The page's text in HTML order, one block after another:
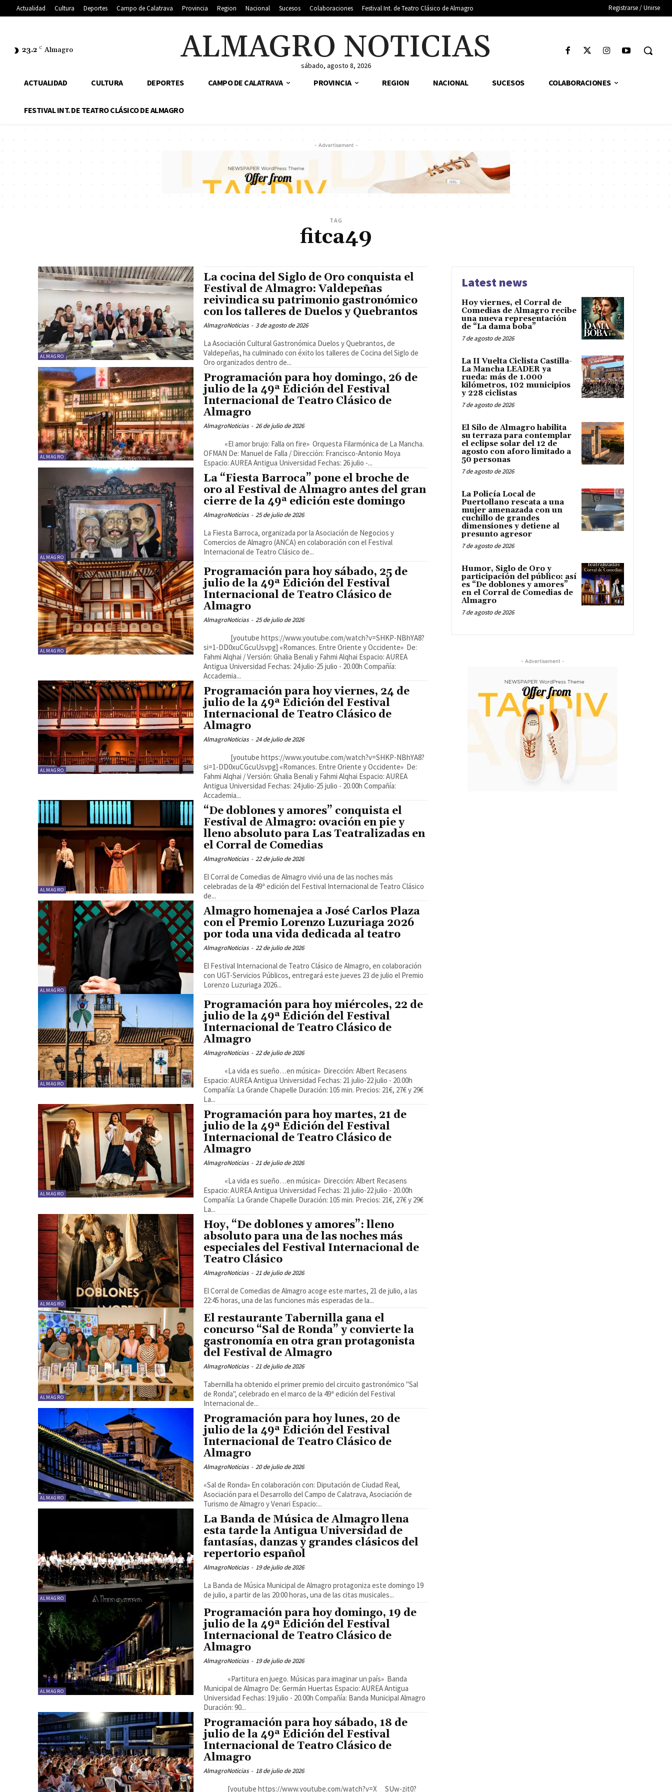
Actualidad Cultura Deportes Campo de Calatrava Provincia Region Nacional Sucesos Colaboraciones Festival Int. de Teatro Clásico de Almagro Registrarse / Unirse
23.2 C Almagro ALMAGRO NOTICIAS
sábado, agosto 8, 2026
ACTUALIDAD CULTURA DEPORTES CAMPO DE CALATRAVA PROVINCIA REGION NACIONAL SUCESOS COLABORACIONES
FESTIVAL INT. DE TEATRO CLÁSICO DE ALMAGRO
- Advertisement -
TAG
fitca49
ALMAGRO
La cocina del Siglo de Oro conquista el
Festival de Almagro: Valdepeñas
reivindica su patrimonio gastronómico
con los talleres de Duelos y Quebrantos
AlmagroNoticias - 3 de agosto de 2026
La Asociación Cultural Gastronómica Duelos y Quebrantos, de
Valdepeñas, ha culminado con éxito los talleres de Cocina del Siglo de
Oro organizados dentro de...
ALMAGRO
Programación para hoy domingo, 26 de
julio de la 49ª Edición del Festival
Internacional de Teatro Clásico de
Almagro
AlmagroNoticias - 26 de julio de 2026
OFMAN De: Manuel de Falla / Dirección: Francisco-Antonio Moya
Espacio: AUREA Antigua Universidad Fechas: 26 julio -...
ALMAGRO
La “Fiesta Barroca” pone el broche de
oro al Festival de Almagro antes del gran
cierre de la 49ª edición este domingo
AlmagroNoticias - 25 de julio de 2026
La Fiesta Barroca, organizada por la Asociación de Negocios y
Comercios de Almagro (ANCA) en colaboración con el Festival
Internacional de Teatro Clásico de...
ALMAGRO
Programación para hoy sábado, 25 de
julio de la 49ª Edición del Festival
Internacional de Teatro Clásico de
Almagro
AlmagroNoticias - 25 de julio de 2026
si=1-DD0xuCGcuUsvpg] «Romances. Entre Oriente y Occidente» De:
Fahmi Alqhai / Versión: Ghalia Benali y Fahmi Alqhai Espacio: AUREA
Antigua Universidad Fechas: 24 julio-25 julio - 20.00h Compañía:
Accademia...
ALMAGRO
Programación para hoy viernes, 24 de
julio de la 49ª Edición del Festival
Internacional de Teatro Clásico de
Almagro
AlmagroNoticias - 24 de julio de 2026
si=1-DD0xuCGcuUsvpg] «Romances. Entre Oriente y Occidente» De:
Fahmi Alqhai / Versión: Ghalia Benali y Fahmi Alqhai Espacio: AUREA
Antigua Universidad Fechas: 24 julio-25 julio - 20.00h Compañía:
Accademia...
ALMAGRO
“De doblones y amores” conquista el
Festival de Almagro: ovación en pie y
lleno absoluto para Las Teatralizadas en
el Corral de Comedias
AlmagroNoticias - 22 de julio de 2026
El Corral de Comedias de Almagro vivió una de las noches más
celebradas de la 49ª edición del Festival Internacional de Teatro Clásico
de...
ALMAGRO
Almagro homenajea a José Carlos Plaza
con el Premio Lorenzo Luzuriaga 2026
por toda una vida dedicada al teatro
AlmagroNoticias - 22 de julio de 2026
El Festival Internacional de Teatro Clásico de Almagro, en colaboración
con UGT-Servicios Públicos, entregará este jueves 23 de julio el Premio
Lorenzo Luzuriaga 2026...
ALMAGRO
Programación para hoy miércoles, 22 de
julio de la 49ª Edición del Festival
Internacional de Teatro Clásico de
Almagro
AlmagroNoticias - 22 de julio de 2026
Espacio: AUREA Antigua Universidad Fechas: 21 julio-22 julio - 20.00h
Compañía: La Grande Chapelle Duración: 105 min. Precios: 21€, 27€ y 29€
La...
ALMAGRO
Programación para hoy martes, 21 de
julio de la 49ª Edición del Festival
Internacional de Teatro Clásico de
Almagro
AlmagroNoticias - 21 de julio de 2026
Espacio: AUREA Antigua Universidad Fechas: 21 julio-22 julio - 20.00h
Compañía: La Grande Chapelle Duración: 105 min. Precios: 21€, 27€ y 29€
La...
ALMAGRO
Hoy, “De doblones y amores”: lleno
absoluto para una de las noches más
especiales del Festival Internacional de
Teatro Clásico
AlmagroNoticias - 21 de julio de 2026
El Corral de Comedias de Almagro acoge este martes, 21 de julio, a las
22:45 horas, una de las funciones más esperadas de la...
ALMAGRO
El restaurante Tabernilla gana el
concurso “Sal de Ronda” y convierte la
gastronomía en otra gran protagonista
del Festival de Almagro
AlmagroNoticias - 21 de julio de 2026
Tabernilla ha obtenido el primer premio del circuito gastronómico "Sal
de Ronda", celebrado en el marco de la 49ª edición del Festival
Internacional de...
ALMAGRO
Programación para hoy lunes, 20 de
julio de la 49ª Edición del Festival
Internacional de Teatro Clásico de
Almagro
AlmagroNoticias - 20 de julio de 2026
«Sal de Ronda» En colaboración con: Diputación de Ciudad Real,
Asociación para el Desarrollo del Campo de Calatrava, Asociación de
Turismo de Almagro y Venari Espacio:...
ALMAGRO
La Banda de Música de Almagro llena
esta tarde la Antigua Universidad de
fantasías, danzas y grandes clásicos del
repertorio español
AlmagroNoticias - 19 de julio de 2026
La Banda de Música Municipal de Almagro protagoniza este domingo 19
de julio, a partir de las 20:00 horas, una de las citas musicales...
ALMAGRO
Programación para hoy domingo, 19 de
julio de la 49ª Edición del Festival
Internacional de Teatro Clásico de
Almagro
AlmagroNoticias - 19 de julio de 2026
Municipal de Almagro De: Germán Huertas Espacio: AUREA Antigua
Universidad Fechas: 19 julio - 20.00h Compañía: Banda Municipal Almagro
Duración: 90...
Programación para hoy sábado, 18 de
julio de la 49ª Edición del Festival
Internacional de Teatro Clásico de
Almagro
AlmagroNoticias - 18 de julio de 2026
Latest news
Hoy viernes, el Corral de
Comedias de Almagro recibe
una nueva representación
de “La dama boba”
7 de agosto de 2026
La II Vuelta Ciclista Castilla-
La Mancha LEADER ya
rueda: más de 1.000
kilómetros, 102 municipios
y 228 ciclistas
7 de agosto de 2026
El Silo de Almagro habilita
su terraza para contemplar
el eclipse solar del 12 de
agosto con aforo limitado a
50 personas
7 de agosto de 2026
La Policía Local de
Puertollano rescata a una
mujer amenazada con un
cuchillo de grandes
dimensiones y detiene al
presunto agresor
7 de agosto de 2026
Humor, Siglo de Oro y
participación del público: así
es “De doblones y amores”
en el Corral de Comedias de
Almagro
7 de agosto de 2026
- Advertisement -